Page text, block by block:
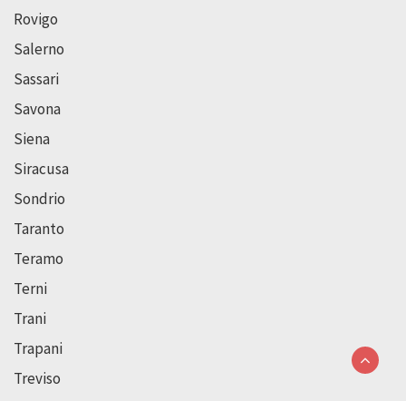
Rovigo
Salerno
Sassari
Savona
Siena
Siracusa
Sondrio
Taranto
Teramo
Terni
Trani
Trapani
Treviso